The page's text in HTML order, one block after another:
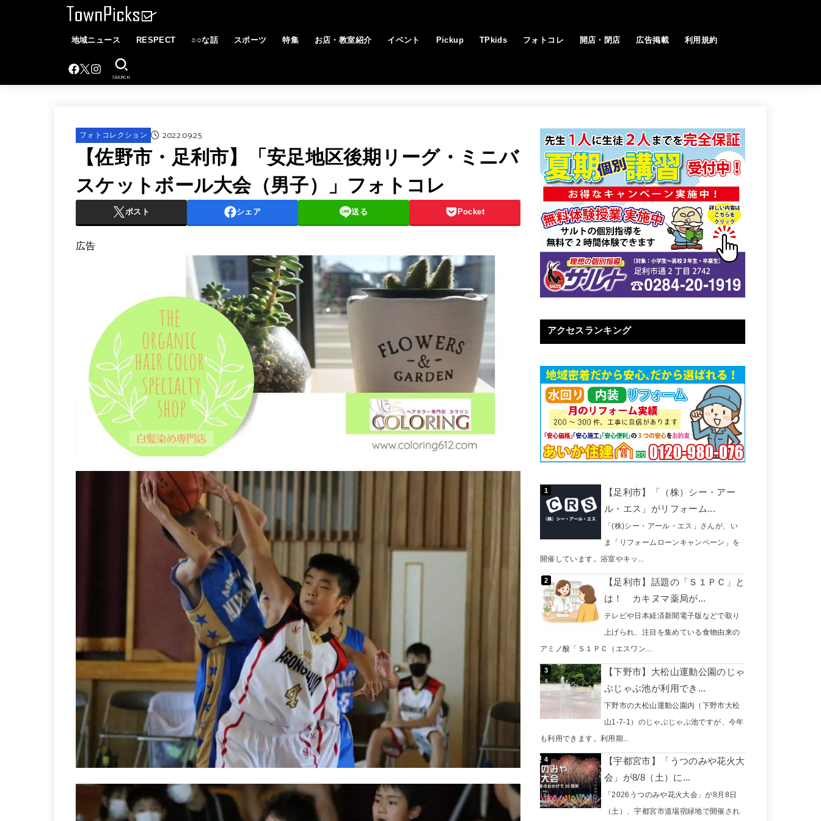
地域ニュース RESPECT ○○な話 スポーツ 特集 お店・教室紹介 イベント Pickup TPkids フォトコレ 開店・閉店 広告掲載 利用規約
SEARCH
フォトコレクション 2022.09.25
【佐野市・足利市】「安足地区後期リーグ・ミニバ
スケットボール大会（男子）」フォトコレ
ポスト シェア 送る Pocket
広告
アクセスランキング
【足利市】「（株）シー・アー
ル・エス」がリフォーム...
「(株)シー・アール・エス」さんが、い
ま「リフォームローンキャンペーン」を
開催しています。浴室やキッ...
【足利市】話題の「Ｓ１ＰＣ」と
は！ カキヌマ薬局が...
テレビや日本経済新聞電子版などで取り
上げられ、注目を集めている食物由来の
アミノ酸「Ｓ１ＰＣ（エスワン...
【下野市】大松山運動公園のじゃ
ぶじゃぶ池が利用でき...
下野市の大松山運動公園内（下野市大松
山1-7-1）のじゃぶじゃぶ池ですが、今年
も利用できます。利用期...
【宇都宮市】「うつのみや花火大
会」が8/8（土）に...
「2026うつのみや花火大会」が8月8日
（土）、宇都宮市道場宿緑地で開催され